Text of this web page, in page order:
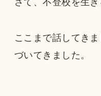
さて、不登校を生
ここまで話してき
づいてきました。